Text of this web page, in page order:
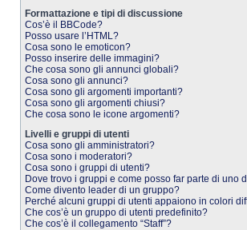
Formattazione e tipi di discussione
Cos’è il BBCode?
Posso usare l’HTML?
Cosa sono le emoticon?
Posso inserire delle immagini?
Che cosa sono gli annunci globali?
Cosa sono gli annunci?
Cosa sono gli argomenti importanti?
Cosa sono gli argomenti chiusi?
Che cosa sono le icone argomenti?
Livelli e gruppi di utenti
Cosa sono gli amministratori?
Cosa sono i moderatori?
Cosa sono i gruppi di utenti?
Dove trovo i gruppi e come posso far parte di uno
Come divento leader di un gruppo?
Perché alcuni gruppi di utenti appaiono in colori
Che cos’è un gruppo di utenti predefinito?
Che cos’è il collegamento “Staff”?